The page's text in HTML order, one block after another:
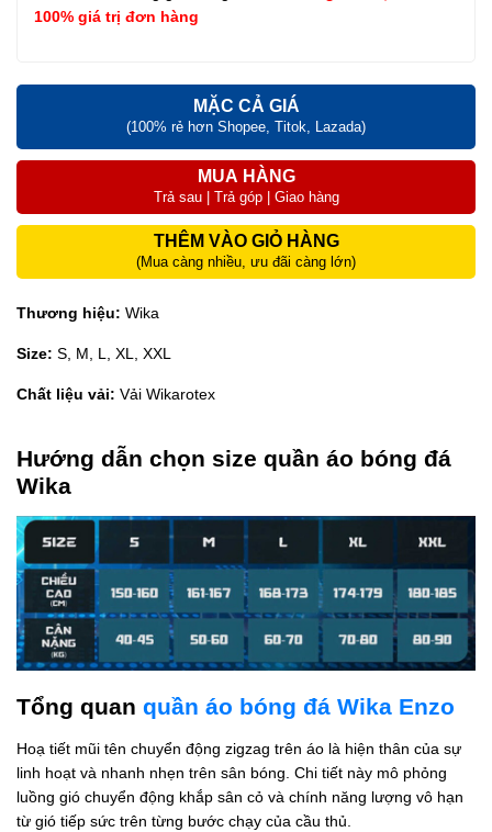
100% giá trị đơn hàng
MẶC CẢ GIÁ
(100% rẻ hơn Shopee, Titok, Lazada)
MUA HÀNG
Trả sau | Trả góp | Giao hàng
THÊM VÀO GIỎ HÀNG
(Mua càng nhiều, ưu đãi càng lớn)
Thương hiệu: Wika
Size: S, M, L, XL, XXL
Chất liệu vải: Vải Wikarotex
Hướng dẫn chọn size quần áo bóng đá
Wika
Tổng quan quần áo bóng đá Wika Enzo
Hoạ tiết mũi tên chuyển động zigzag trên áo là hiện thân của sự
linh hoạt và nhanh nhẹn trên sân bóng. Chi tiết này mô phỏng
luồng gió chuyển động khắp sân cỏ và chính năng lượng vô hạn
từ gió tiếp sức trên từng bước chạy của cầu thủ.